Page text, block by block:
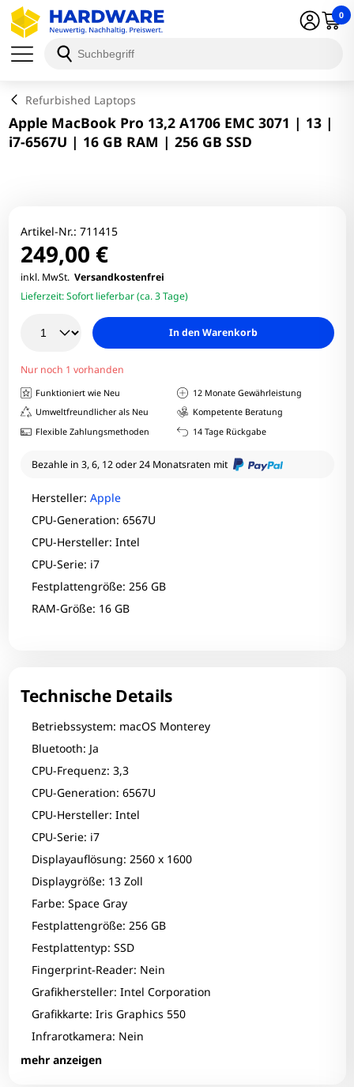
0
Refurbished Laptops
Apple MacBook Pro 13,2 A1706 EMC 3071 | 13 |
i7-6567U | 16 GB RAM | 256 GB SSD
Artikel-Nr.: 711415
249,00 €
inkl. MwSt. Versandkostenfrei
Lieferzeit:Sofort lieferbar (ca. 3 Tage)
In den Warenkorb
Nur noch 1 vorhanden
Funktioniert wie Neu
12 Monate Gewährleistung
Umweltfreundlicher als Neu
Kompetente Beratung
Flexible Zahlungsmethoden
14 Tage Rückgabe
Bezahle in 3, 6, 12 oder 24 Monatsraten mit
Hersteller: Apple
CPU-Generation: 6567U
CPU-Hersteller: Intel
CPU-Serie: i7
Festplattengröße: 256 GB
RAM-Größe: 16 GB
Technische Details
Betriebssystem: macOS Monterey
Bluetooth: Ja
CPU-Frequenz: 3,3
CPU-Generation: 6567U
CPU-Hersteller: Intel
CPU-Serie: i7
Displayauflösung: 2560 x 1600
Displaygröße: 13 Zoll
Farbe: Space Gray
Festplattengröße: 256 GB
Festplattentyp: SSD
Fingerprint-Reader: Nein
Grafikhersteller: Intel Corporation
Grafikkarte: Iris Graphics 550
Infrarotkamera: Nein
mehr anzeigen
Interner Kartenleser: Ja
Schließen